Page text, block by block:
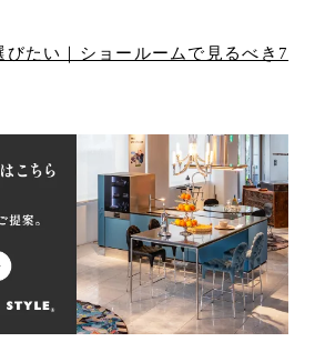
びたい｜ショールームで見るべき7